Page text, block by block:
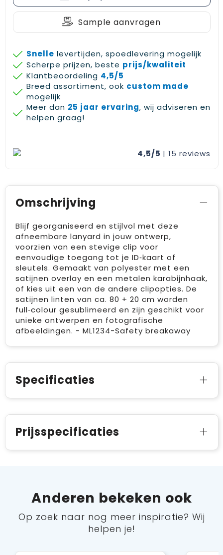
Sample aanvragen
Snelle levertijden, spoedlevering mogelijk
Scherpe prijzen, beste prijs/kwaliteit
Klantbeoordeling 4,5/5
Breed assortiment, ook custom made
mogelijk
Meer dan 25 jaar ervaring, wij adviseren en
helpen graag!
4,5/5 | 15 reviews
Omschrijving
Blijf georganiseerd en stijlvol met deze
afneembare lanyard in jouw ontwerp,
voorzien van een stevige clip voor
eenvoudige toegang tot je ID‑kaart of
sleutels. Gemaakt van polyester met een
satijnen overlay en een metalen karabijnhaak,
of kies uit een van de andere clipopties. De
satijnen linten van ca. 80 + 20 cm worden
full‑colour gesublimeerd en zijn geschikt voor
unieke ontwerpen en fotografische
afbeeldingen. - ML1234-Safety breakaway
Specificaties
Prijsspecificaties
Anderen bekeken ook
Op zoek naar nog meer inspiratie? Wij
helpen je!